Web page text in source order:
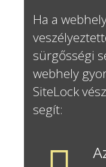
Ha a
sürgősségi
webhely
SiteLock
segít: